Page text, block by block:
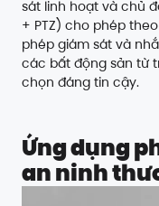
sát linh hoạt và chủ
+ PTZ) cho phép
phép giám sát và
các bất động sản từ
chọn đáng tin cậy.
Ứng dụng
an ninh